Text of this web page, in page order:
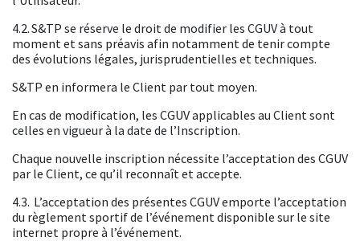
4.2. S&TP se réserve le droit de modifier les CGUV à tout
moment et sans préavis afin notamment de tenir compte
des évolutions légales, jurisprudentielles et techniques.
S&TP en informera le Client par tout moyen.
En cas de modification, les CGUV applicables au Client sont
celles en vigueur à la date de l’Inscription.
Chaque nouvelle inscription nécessite l’acceptation des CGUV
par le Client, ce qu’il reconnaît et accepte.
4.3. L’acceptation des présentes CGUV emporte l’acceptation
du règlement sportif de l’événement disponible sur le site
internet propre à l’événement.